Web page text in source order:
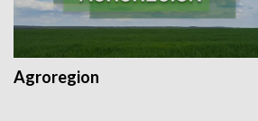
Agroregion